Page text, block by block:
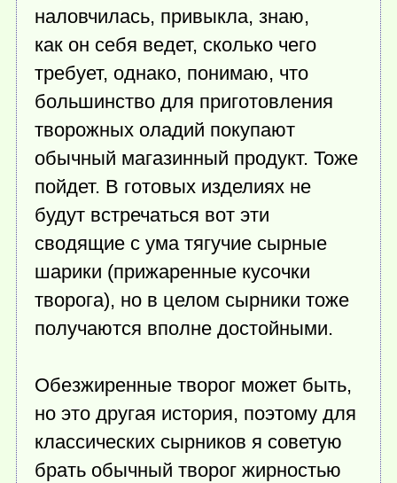
наловчилась, привыкла, знаю,
как он себя ведет, сколько чего
требует, однако, понимаю, что
большинство для приготовления
творожных оладий покупают
обычный магазинный продукт. Тоже
пойдет. В готовых изделиях не
будут встречаться вот эти
сводящие с ума тягучие сырные
шарики (прижаренные кусочки
творога), но в целом сырники тоже
получаются вполне достойными.
Обезжиренные творог может быть,
но это другая история, поэтому для
классических сырников я советую
брать обычный творог жирностью